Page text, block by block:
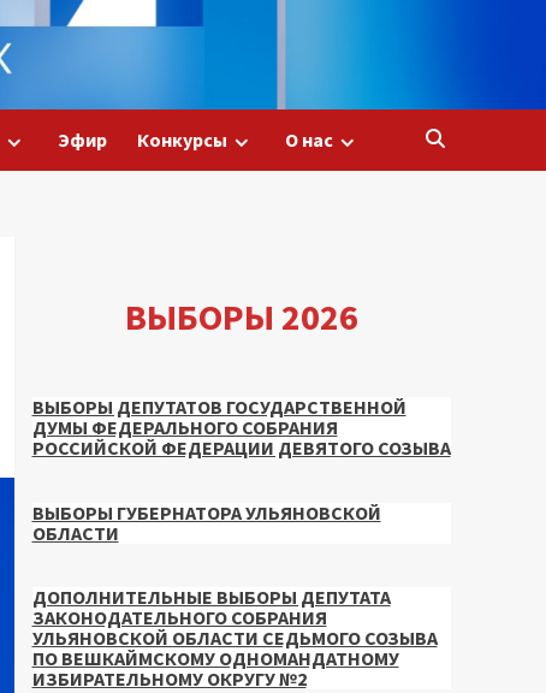
Эфир Конкурсы О нас
ВЫБОРЫ 2026
ВЫБОРЫ ДЕПУТАТОВ ГОСУДАРСТВЕННОЙ
ДУМЫ ФЕДЕРАЛЬНОГО СОБРАНИЯ
РОССИЙСКОЙ ФЕДЕРАЦИИ ДЕВЯТОГО СОЗЫВА
ВЫБОРЫ ГУБЕРНАТОРА УЛЬЯНОВСКОЙ
ОБЛАСТИ
ДОПОЛНИТЕЛЬНЫЕ ВЫБОРЫ ДЕПУТАТА
ЗАКОНОДАТЕЛЬНОГО СОБРАНИЯ
УЛЬЯНОВСКОЙ ОБЛАСТИ СЕДЬМОГО СОЗЫВА
ПО ВЕШКАЙМСКОМУ ОДНОМАНДАТНОМУ
ИЗБИРАТЕЛЬНОМУ ОКРУГУ №2